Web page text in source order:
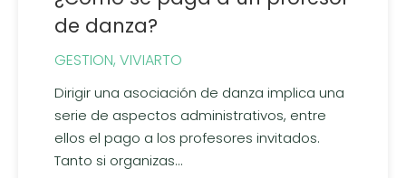
de danza?
GESTION, VIVIARTO
Dirigir una asociación de danza implica una
serie de aspectos administrativos, entre
ellos el pago a los profesores invitados.
Tanto si organizas...